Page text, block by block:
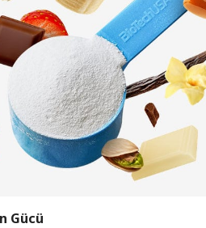
Gücü